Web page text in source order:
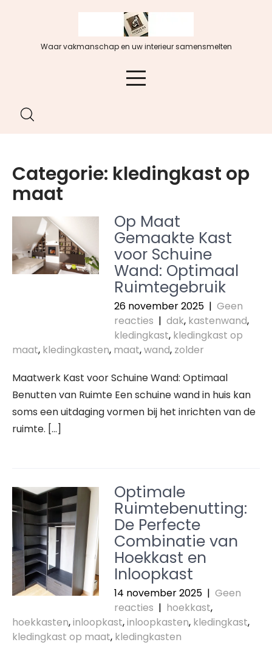
Waar vakmanschap en uw interieur samensmelten
Categorie: kledingkast op
maat
Op Maat
Gemaakte Kast
voor Schuine
Wand: Optimaal
Ruimtegebruik
26 november 2025 | Geen
reacties | dak, kastenwand,
kledingkast, kledingkast op
maat, kledingkasten, maat,wand, zolder
Maatwerk Kast voor Schuine Wand: Optimaal
Benutten van Ruimte Een schuine wand in huis kan
soms een uitdaging vormen bij het inrichten van de
ruimte. […]
Optimale
Ruimtebenutting:
De Perfecte
Combinatie van
Hoekkast en
Inloopkast
14 november 2025 | Geen
reacties | hoekkast,
hoekkasten,inloopkast,inloopkasten, kledingkast,
kledingkast op maat, kledingkasten